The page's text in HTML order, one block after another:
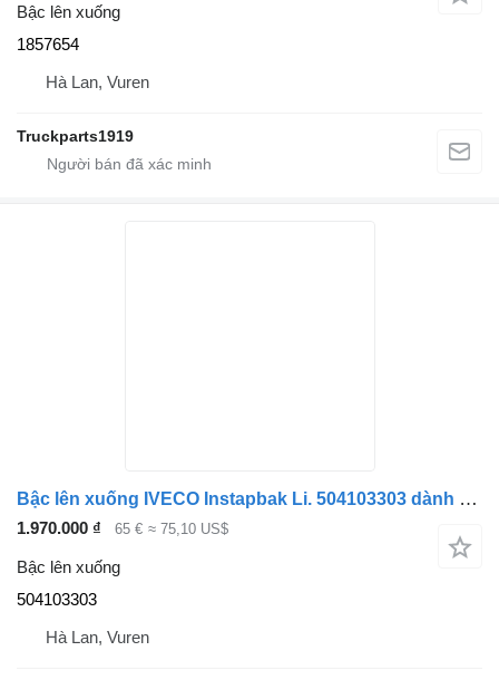
Bậc lên xuống
1857654
Hà Lan, Vuren
Truckparts1919
Bậc lên xuống IVECO Instapbak Li. 504103303 dành cho xe tải
1.970.000 ₫ 65 € ≈ 75,10 US$
Bậc lên xuống
504103303
Hà Lan, Vuren